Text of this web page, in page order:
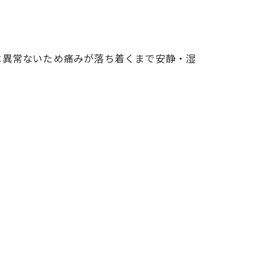
常ないため痛みが落ち着くまで安静・湿